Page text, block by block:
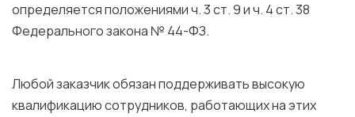
определяется положениями ч. 3 ст. 9 и ч. 4 ст. 38
Федерального закона № 44-ФЗ.
Любой заказчик обязан поддерживать высокую
квалификацию сотрудников, работающих на этих